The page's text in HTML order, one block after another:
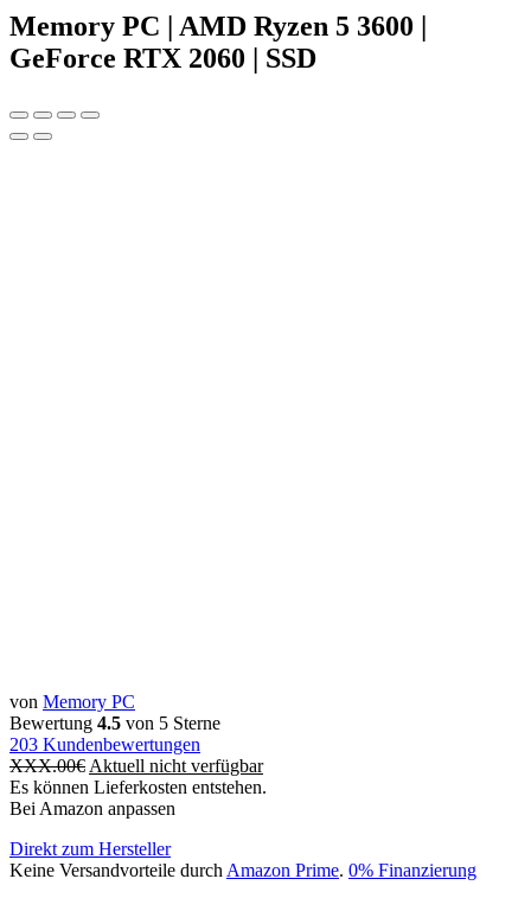
Memory PC | AMD Ryzen 5 3600 |
GeForce RTX 2060 | SSD
von Memory PC
Bewertung 4.5 von 5 Sterne
203 Kundenbewertungen
XXX.00€ Aktuell nicht verfügbar
Es können Lieferkosten entstehen.
Bei Amazon anpassen
Direkt zum Hersteller
Keine Versandvorteile durch Amazon Prime. 0% Finanzierung